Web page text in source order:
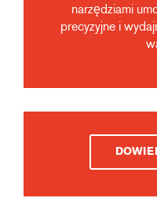
narzędziami
precyzyjne i